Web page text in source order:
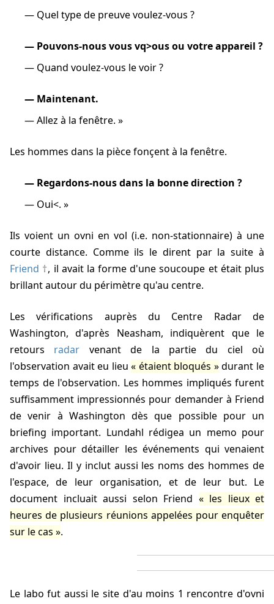
Quel type de preuve voulez-vous ?
Pouvons-nous vous vq>ous ou votre appareil ?
Quand voulez-vous le voir ?
Maintenant.
Allez à la fenêtre.
Les hommes dans la pièce fonçent à la fenêtre.
Regardons-nous dans la bonne direction ?
Oui<.
ils voient un ovni en vol (i.e. non-stationnaire) à une
courte distance. Comme ils le dirent par la suite à
Friend
, il avait la forme d'une soucoupe et était plus
brillant autour du périmètre qu'au centre.
Les vérifications auprès du Centre Radar de
Washington, d'après Neasham, indiquèrent que le
retours radar venant de la partie du ciel où
l'observation avait eu lieu étaient bloqués
durant le
temps de l'observation. Les hommes impliqués furent
suffisamment impressionnés pour demander à Friend
de venir à Washington dès que possible pour un
briefing important. Lundahl rédigea un memo pour
archives pour détailler les événements qui venaient
d'avoir lieu. Il y inclut aussi les noms des hommes de
l'espace, de leur organisation, et de leur but. Le
document incluait aussi selon Friend
les lieux et
heures de plusieurs réunions appelées pour enquêter
sur le cas
.
Le labo fut aussi le site d'au moins 1 rencontre d'ovni